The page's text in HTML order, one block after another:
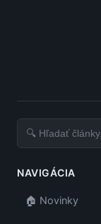
NAVIGÁCIA
🏠 Novinky